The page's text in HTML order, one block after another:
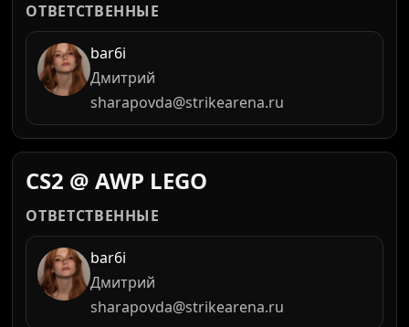
ОТВЕТСТВЕННЫЕ
bar6i
Дмитрий
sharapovda@strikearena.ru
CS2 @ AWP LEGO
ОТВЕТСТВЕННЫЕ
bar6i
Дмитрий
sharapovda@strikearena.ru